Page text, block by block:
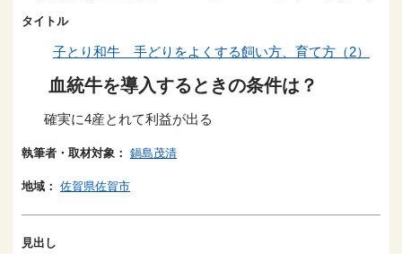
タイトル
子とり和牛 手どりをよくする飼い方、育て方（2）
血統牛を導入するときの条件は？
確実に4産とれて利益が出る
執筆者・取材対象： 鍋島茂清
地域： 佐賀県佐賀市
見出し